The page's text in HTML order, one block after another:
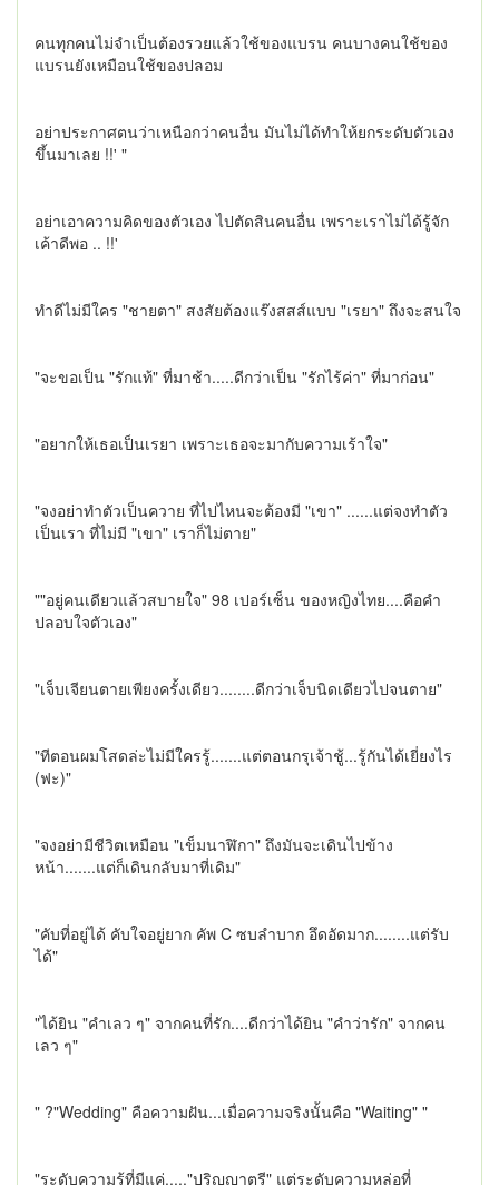
คนทุกคนไม่จำเป็นต้องรวยแล้วใช้ของแบรน คนบางคนใช้ของ
แบรนยังเหมือนใช้ของปลอม
อย่าประกาศตนว่าเหนือกว่าคนอื่น มันไม่ได้ทำให้ยกระดับตัวเอง
ขึ้นมาเลย !!' "
อย่าเอาความคิดของตัวเอง ไปตัดสินคนอื่น เพราะเราไม่ได้รู้จัก
เค้าดีพอ .. !!'
ทำดีไม่มีใคร "ชายตา" สงสัยต้องแร๊งสสส์แบบ "เรยา" ถึงจะสนใจ
"จะขอเป็น "รักแท้" ที่มาช้า.....ดีกว่าเป็น "รักไร้ค่า" ที่มาก่อน"
"อยากให้เธอเป็นเรยา เพราะเธอจะมากับความเร้าใจ"
"จงอย่าทำตัวเป็นควาย ที่ไปไหนจะต้องมี "เขา" ......แต่จงทำตัว
เป็นเรา ที่ไม่มี "เขา" เราก็ไม่ตาย"
""อยู่คนเดียวแล้วสบายใจ" 98 เปอร์เซ็น ของหญิงไทย....คือคำ
ปลอบใจตัวเอง"
"เจ็บเจียนตายเพียงครั้งเดียว........ดีกว่าเจ็บนิดเดียวไปจนตาย"
"ทีตอนผมโสดล่ะไม่มีใครรู้.......แต่ตอนกรุเจ้าชู้...รู้กันได้เยี่ยงไร
(ฟะ)"
"จงอย่ามีชีวิตเหมือน "เข็มนาฬิกา" ถึงมันจะเดินไปข้าง
หน้า.......แต่ก็เดินกลับมาที่เดิม"
"คับที่อยู่ได้ คับใจอยู่ยาก คัพ C ซบลำบาก อึดอัดมาก........แต่รับ
ได้"
"ได้ยิน "คำเลว ๆ" จากคนที่รัก....ดีกว่าได้ยิน "คำว่ารัก" จากคน
เลว ๆ"
" ?"Wedding" คือความฝัน...เมื่อความจริงนั้นคือ "Waiting" "
"ระดับความรู้ที่มีแค่....."ปริญญาตรี" แต่ระดับความหล่อที่